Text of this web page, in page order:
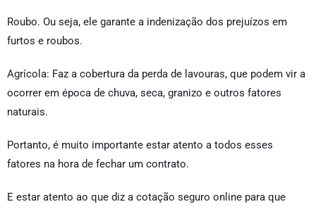
Roubo. Ou seja, ele garante a indenização dos prejuízos em
furtos e roubos.
Agrícola: Faz a cobertura da perda de lavouras, que podem vir a
ocorrer em época de chuva, seca, granizo e outros fatores
naturais.
Portanto, é muito importante estar atento a todos esses
fatores na hora de fechar um contrato.
E estar atento ao que diz a cotação seguro online para que